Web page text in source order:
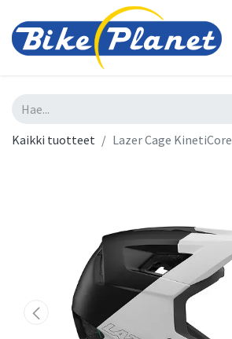
Kaikki tuotteet Lazer Cage KinetiCore